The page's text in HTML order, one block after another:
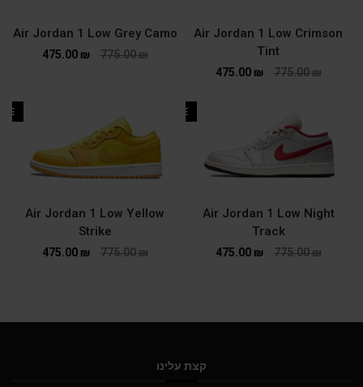
Air Jordan 1 Low Crimson
Tint
775.00₪
475.00 ₪
Air Jordan 1 Low Grey Camo
775.00₪
475.00 ₪
SALE
Air Jordan 1 Low Night
Track
775.00₪
475.00 ₪
Air Jordan 1 Low Yellow
Strike
775.00₪
475.00 ₪
קצת עלינו